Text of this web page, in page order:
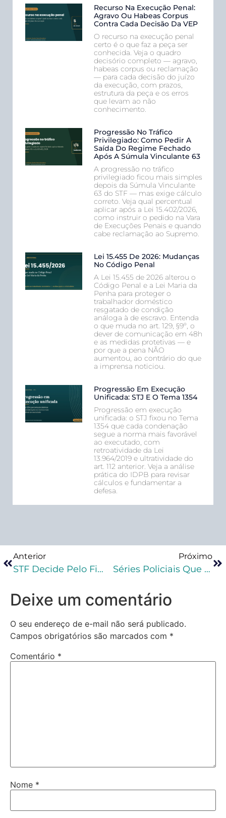
Recurso Na Execução Penal:
Agravo Ou Habeas Corpus
Contra Cada Decisão Da VEP
O recurso na execução penal
certo é o que faz a peça ser
conhecida. Veja o quadro
decisório completo — agravo,
habeas corpus ou reclamação
— para cada decisão do juízo
da execução, com prazos,
estrutura da peça e os erros
que levam ao não
conhecimento.
Progressão No Tráfico
Privilegiado: Como Pedir A
Saída Do Regime Fechado
Após A Súmula Vinculante 63
A progressão no tráfico
privilegiado ficou mais simples
depois da Súmula Vinculante
63 do STF — mas exige cálculo
correto. Veja qual percentual
aplicar após a Lei 15.402/2026,
como instruir o pedido na Vara
de Execuções Penais e quando
cabe reclamação ao Supremo.
Lei 15.455 De 2026: Mudanças
No Código Penal
A Lei 15.455 de 2026 alterou o
Código Penal e a Lei Maria da
Penha para proteger o
trabalhador doméstico
resgatado de condição
análoga à de escravo. Entenda
o que muda no art. 129, §9º, o
dever de comunicação em 48h
e as medidas protetivas — e
por que a pena NÃO
aumentou, ao contrário do que
a imprensa noticiou.
Progressão Em Execução
Unificada: STJ E O Tema 1354
Progressão em execução
unificada: o STJ fixou no Tema
1354 que cada condenação
segue a norma mais favorável
ao executado, com
retroatividade da Lei
13.964/2019 e ultratividade do
art. 112 anterior. Veja a análise
prática do IDPB para revisar
cálculos e fundamentar a
defesa.
Anterior
STF Decide Pelo Fim Da Prisão Especial Para Nível Superior
Próximo
Séries Policiais Que Todo Advogado Criminalista Deveria Assistir
Deixe um comentário
O seu endereço de e-mail não será publicado.
Campos obrigatórios são marcados com *
Comentário *
Nome *